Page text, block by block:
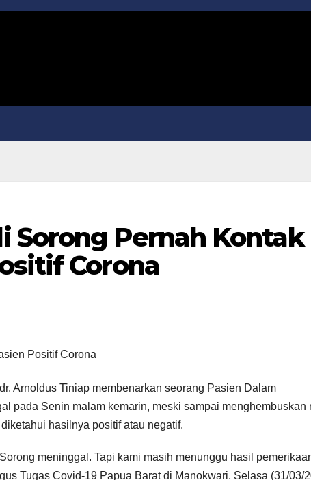
Sorong Pernah Kontak
Corona
Arnoldus Tiniap membenarkan seorang Pasien Dalam
pada Senin malam kemarin, meski sampai menghembuskan
hasilnya positif atau negatif.
meninggal. Tapi kami masih menunggu hasil
Tugas Covid-19 Papua Barat di Manokwari, Selasa (31/03/